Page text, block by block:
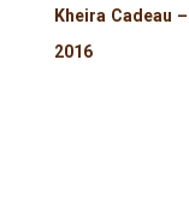
Kheira Cadeau
2016